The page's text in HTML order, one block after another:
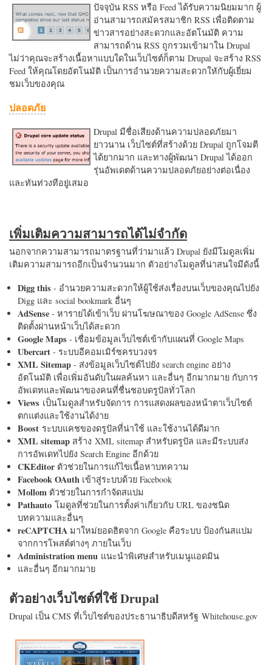
ปัจจุบัน RSS หรือ Feed ได้รับความนิยมมาก ผู้
อ่านสามารถสมัครสมาชิก RSS เพื่อติดตาม
ข่าวสารอย่างสะดวกและอัตโนมัติ ความ
สามารถด้าน RSS ถูกรวมเข้ามาใน Drupal
ไม่ว่าคุณจะสร้างเนื้อหาแบบใดในเว็บไซต์ก็ตาม Drupal จะสร้าง RSS
Feed ให้คุณโดยอัตโนมัติ เป็นการอำนวยความสะดวกใหักับผู้เยี่ยม
ชมเว็บของคุณ
ปลอดภัย
Drupal มีชื่อเสียงด้านความปลอดภัยมา
ยาวนาน เว็บไซต์ที่สร้างด้วย Drupal ถูกโจมตี
ได้ยากมาก และทางผู้พัฒนา Drupal ได้ออก
รุ่นอัพเดตด้านความปลอดภัยอย่างต่อเนื่อง
และทันท่วงทีอยู่เสมอ
เพิ่มเติมความสามารถได้ไม่จำกัด
นอกจากความสามารถมาตรฐานที่ว่ามาแล้ว Drupal ยังมีโมดูลเพิ่ม
เติมความสามารถอีกเป็นจำนวนมาก ตัวอย่างโมดูลที่น่าสนใจมีดังนี้
Digg this - อำนวยความสะดวกให้ผู้ใช้ส่งเรื่องบนเว็บของคุณไปยัง
Digg และ social bookmark อื่นๆ
AdSense - หารายได้เข้าเว็บ ผ่านโฆษณาของ Google AdSense ซึ่ง
ติดตั้งผ่านหน้าเว็บได้สะดวก
Google Maps - เชื่อมข้อมูลเว็บไซต์เข้ากับแผนที่ Google Maps
Ubercart - ระบบอีคอมเมิร์ซครบวงจร
XML Sitemap - ส่งข้อมูลเว็บไซต์ไปยัง search engine อย่าง
อัตโนมัติ เพื่อเพิ่มอันดับในผลค้นหา และอื่นๆ อีกมากมาย กับการ
อัพเดทและพัฒนาของคนที่ชื่นชอบดรูปัลทั่วโลก
Views เป็นโมดูลสำหรับจัดการ การแสดงผลของหน้าตาเว็บไซต์
ตกแต่งและใช้งานได้ง่าย
Boost ระบบแคชของดรูปัลที่น่าใช้ และใช้งานได้ดีมาก
XML sitemap สร้าง XML sitemap สำหรับดรูปัล และมีระบบส่ง
การอัพเดทไปยัง Search Engine อีกด้วย
CKEditorตัวช่วยในการแก้ไขเนื้อหาบทความ
Facebook OAuth เข้าสู่ระบบด้วย Facebook
Mollom ตัวช่วยในการกำจัดสแปม
Pathauto โมดูลที่ช่วยในการตั้งค่าเกี่ยวกับ URL ของชนิด
บทความและอื่นๆ
reCAPTCHA มาใหม่ยอดฮิตจาก Google คือระบบ ป้องกันสแปม
จากการโพสต์ต่างๆ ภายในเว็บ
Administration menu แนะนำพิเศษสำหรับเมนูแอดมิน
และอื่นๆ อีกมากมาย
ตัวอย่างเว็บไซต์ที่ใช้ Drupal
Drupal เป็น CMS ที่เว็บไซต์ของประธานาธิบดีสหรัฐ Whitehouse.gov